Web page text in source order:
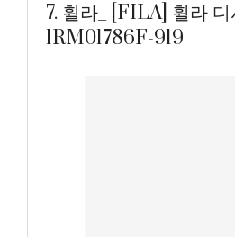
7. 휠라_ [FILA] 휠라
1RM01786F-919